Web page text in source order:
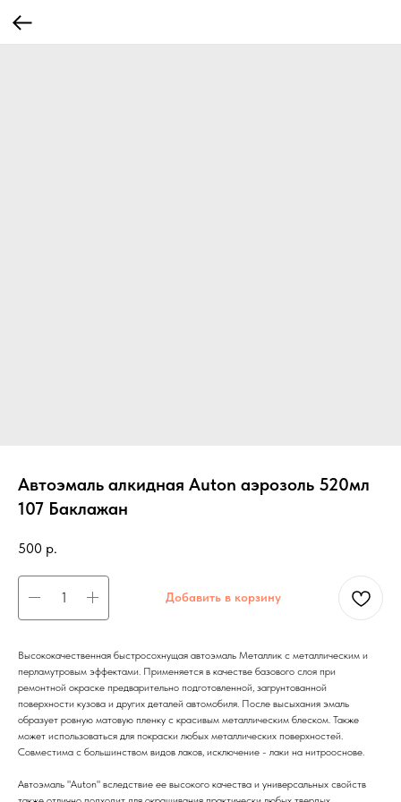
Автоэмаль алкидная Auton аэрозоль 520мл
107 Баклажан
500 р.
Добавить в корзину
Высококачественная быстросохнущая автоэмаль Металлик с металлическим и
перламутровым эффектами. Применяется в качестве базового слоя при
ремонтной окраске предварительно подготовленной, загрунтованной
поверхности кузова и других деталей автомобиля. После высыхания эмаль
образует ровную матовую пленку с красивым металлическим блеском. Также
может использоваться для покраски любых металлических поверхностей.
Совместима с большинством видов лаков, исключение - лаки на нитрооснове.
Автоэмаль "Auton" вследствие ее высокого качества и универсальных свойств